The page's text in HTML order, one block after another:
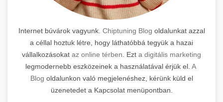
Internet búvárok vagyunk. Chiptuning Blog oldalunkat azzal
a céllal hoztuk létre, hogy láthatóbbá tegyük a hazai
vállalkozásokat az online térben . Ezt a digitális marketing
legmodernebb eszközeinek a használatával érjük el. A
Blog oldalunkon való megjelenéshez, kérünk küld el
üzenetedet a Kapcsolat menüpontban.